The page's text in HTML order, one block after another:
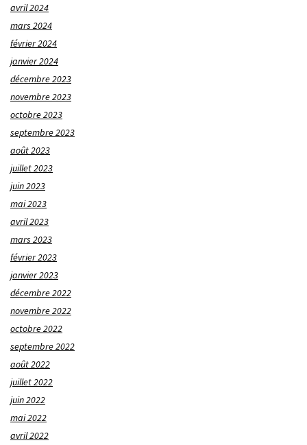
avril 2024
mars 2024
février 2024
janvier 2024
décembre 2023
novembre 2023
octobre 2023
septembre 2023
août 2023
juillet 2023
juin 2023
mai 2023
avril 2023
mars 2023
février 2023
janvier 2023
décembre 2022
novembre 2022
octobre 2022
septembre 2022
août 2022
juillet 2022
juin 2022
mai 2022
avril 2022